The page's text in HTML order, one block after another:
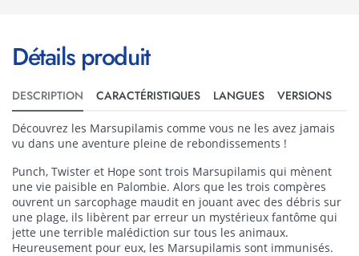
Détails produit
DESCRIPTION CARACTÉRISTIQUES LANGUES VERSIONS
Découvrez les Marsupilamis comme vous ne les avez jamais
vu dans une aventure pleine de rebondissements !
Punch, Twister et Hope sont trois Marsupilamis qui mènent
une vie paisible en Palombie. Alors que les trois compères
ouvrent un sarcophage maudit en jouant avec des débris sur
une plage, ils libèrent par erreur un mystérieux fantôme qui
jette une terrible malédiction sur tous les animaux.
Heureusement pour eux, les Marsupilamis sont immunisés.